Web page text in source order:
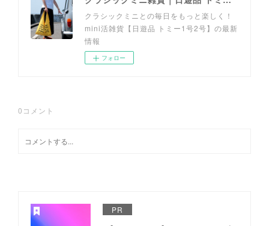
クラシックミニとの毎日をもっと楽しく！
mini活雑貨【日遊品 トミー1号2号】の最新
情報
フォロー
0 コメント
PR